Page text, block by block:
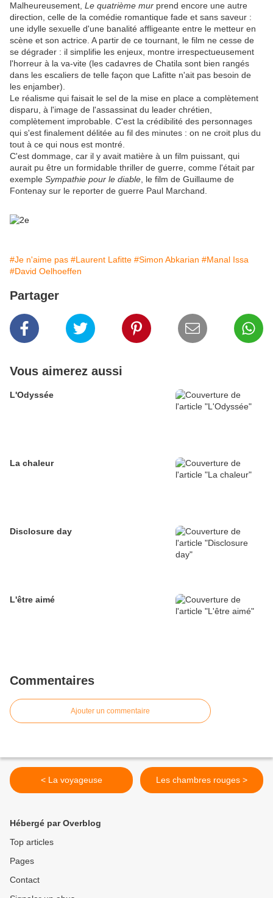
Malheureusement, Le quatrième mur prend encore une autre
direction, celle de la comédie romantique fade et sans saveur :
une idylle sexuelle d'une banalité affligeante entre le metteur en
scène et son actrice. A partir de ce tournant, le film ne cesse de
se dégrader : il simplifie les enjeux, montre irrespectueusement
l'horreur à la va-vite (les cadavres de Chatila sont bien rangés
dans les escaliers de telle façon que Lafitte n'ait pas besoin de
les enjamber).
Le réalisme qui faisait le sel de la mise en place a complètement
disparu, à l'image de l'assassinat du leader chrétien,
complètement improbable. C'est la crédibilité des personnages
qui s'est finalement délitée au fil des minutes : on ne croit plus du
tout à ce qui nous est montré.
C'est dommage, car il y avait matière à un film puissant, qui
aurait pu être un formidable thriller de guerre, comme l'était par
exemple Sympathie pour le diable , le film de Guillaume de
Fontenay sur le reporter de guerre Paul Marchand.
#Je n'aime pas #Laurent Lafitte #Simon Abkarian #Manal Issa
#David Oelhoeffen
Partager
Vous aimerez aussi
L'Odyssée
La chaleur
Disclosure day
L'être aimé
Commentaires
Ajouter un commentaire
< La voyageuse Les chambres rouges >
Hébergé par Overblog
Top articles
Pages
Contact